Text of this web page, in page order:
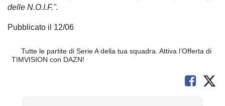
delle N.O.I.F.".
Pubblicato il 12/06
Tutte le partite di Serie A della tua squadra. Attiva l’Offerta di
TIMVISION con DAZN!